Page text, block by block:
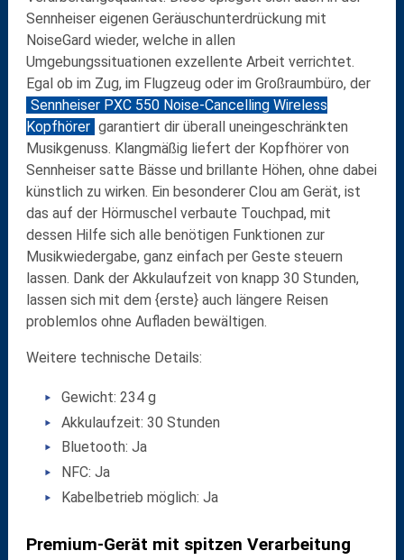
Sennheiser eigenen Geräuschunterdrückung mit
NoiseGard wieder, welche in allen
Umgebungssituationen exzellente Arbeit verrichtet.
Egal ob im Zug, im Flugzeug oder im Großraumbüro, der
Sennheiser PXC 550 Noise-Cancelling Wireless
Kopfhörer garantiert dir überall uneingeschränkten
Musikgenuss. Klangmäßig liefert der Kopfhörer von
Sennheiser satte Bässe und brillante Höhen, ohne dabei
künstlich zu wirken. Ein besonderer Clou am Gerät, ist
das auf der Hörmuschel verbaute Touchpad, mit
dessen Hilfe sich alle benötigen Funktionen zur
Musikwiedergabe, ganz einfach per Geste steuern
lassen. Dank der Akkulaufzeit von knapp 30 Stunden,
lassen sich mit dem {erste} auch längere Reisen
problemlos ohne Aufladen bewältigen.
Weitere technische Details:
Gewicht: 234 g
Akkulaufzeit: 30 Stunden
Bluetooth: Ja
NFC: Ja
Kabelbetrieb möglich: Ja
Premium-Gerät mit spitzen Verarbeitung